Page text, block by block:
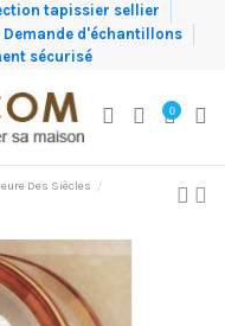
tapissier sellier
Demande d'échantillons
sécurisé
0
Des Siècles